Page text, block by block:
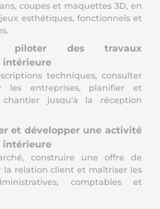
coupes et maquettes 3D, en
esthétiques, fonctionnels et
piloter des travaux
intérieure
techniques, consulter
les entreprises, planifier et
jusqu'à la réception
et développer une activité
intérieure
construire une offre de
la relation client et maîtriser les
comptables et